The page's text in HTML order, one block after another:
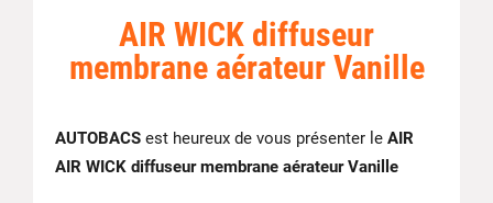
AIR WICK diffuseur
membrane aérateur Vanille
AUTOBACS est heureux de vous présenter le AIR
AIR WICK diffuseur membrane aérateur Vanille